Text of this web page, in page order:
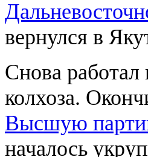
вернулся в
Снова работал
колхоза.
Высшую
началось